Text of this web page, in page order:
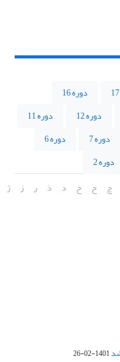
دوره 16
دوره 12
دوره 11
دوره 7
دوره 6
دوره 2
چ ح خ د ذ ر ز ژ
1401-02-26